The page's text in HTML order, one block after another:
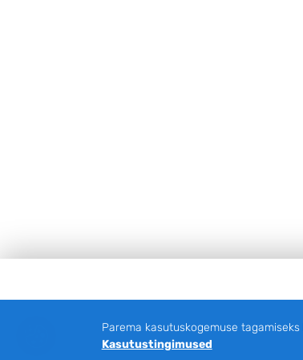
Parema kasutuskogemuse
Kasutustingimused